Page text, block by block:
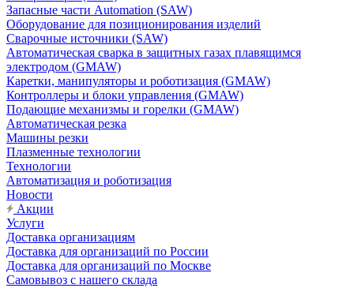
Запасные части Automation (SAW)
Оборудование для позиционирования изделий
Сварочные источники (SAW)
Автоматическая сварка в защитных газах плавящимся
электродом (GMAW)
Каретки, манипуляторы и роботизация (GMAW)
Контроллеры и блоки управления (GMAW)
Подающие механизмы и горелки (GMAW)
Автоматическая резка
Машины резки
Плазменные технологии
Технологии
Автоматизация и роботизация
Новости
Акции
Услуги
Доставка организациям
Доставка для организаций по России
Доставка для организаций по Москве
Самовывоз с нашего склада